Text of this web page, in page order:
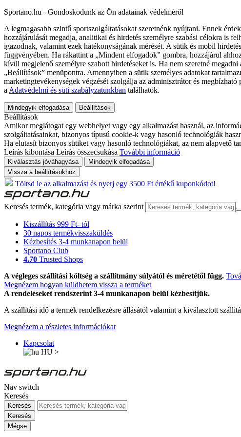
Sportano.hu - Gondoskodunk az Ön adatainak védelméről
A legmagasabb szintű sportszolgáltatásokat szeretnénk nyújtani. Ennek
hozzájárulását megadja, analitikai és hirdetés személyre szabási célokra is
igazodnak, valamint ezek hatékonyságának mérését. A sütik és mobil
függvényében. Ha rákattint a „Mindent elfogadok” gombra, hozzájárul
kívül megjelenő személyre szabott hirdetéseket is. Ha nem szeretné
„Beállítások” menüpontra. Amennyiben a sütik személyes adatokat
marketingtevékenységek végzését szolgálja az adminisztrátor és
a Adatvédelmi és süti szabályzatunkban találhatók.
Mindegyik elfogadása Beállítások
Beállítások
Amikor meglátogat egy webhelyet vagy egy alkalmazást használ, az
szolgáltatásainkat, bizonyos típusú cookie-k vagy hasonló technológiák
Ha elutasít bizonyos sütiket vagy hasonló technológiákat, az nem alapvető
Leírás kibontása Leírás összecsukása További információ
Kiválasztás jóváhagyása
Mindegyik elfogadása
Vissza a beállításokhoz
Töltsd le az alkalmazást és nyerj egy 3500 Ft értékű kuponkódot!
Keresés termék, kategória vagy márka szerint
Kiszállítás 999 Ft- tól
30 napos termékvisszaküldés
Kézbesítés 3-4 munkanapon belül
Sportano Club
4.70 Trusted Shops
A végleges szállítási költség a szállítmány súlyától és méretétől függ.
Megnézem hogyan küldhetem vissza a terméket
A rendeléseket rendszerint 3-4 munkanapon belül kézbesítjük.
A szállítási idő a termék rendelkezésre állásától valamint a kiválasztott
Megnézem a részletes információkat
Kapcsolat
HU >
Nav switch
Keresés
Keresés
Keresés
Mégse